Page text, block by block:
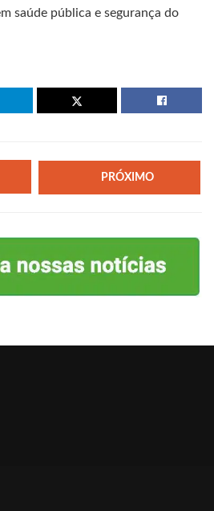
saúde pública e segurança do
PRÓXIMO